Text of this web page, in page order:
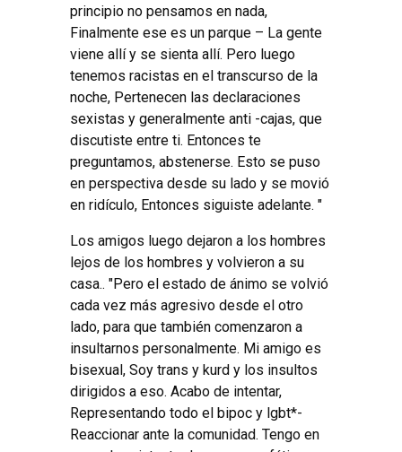
principio no pensamos en nada,
Finalmente ese es un parque – La gente
viene allí y se sienta allí. Pero luego
tenemos racistas en el transcurso de la
noche, Pertenecen las declaraciones
sexistas y generalmente anti -cajas, que
discutiste entre ti. Entonces te
preguntamos, abstenerse. Esto se puso
en perspectiva desde su lado y se movió
en ridículo, Entonces siguiste adelante. "
Los amigos luego dejaron a los hombres
lejos de los hombres y volvieron a su
casa.. "Pero el estado de ánimo se volvió
cada vez más agresivo desde el otro
lado, para que también comenzaron a
insultarnos personalmente. Mi amigo es
bisexual, Soy trans y kurd y los insultos
dirigidos a eso. Acabo de intentar,
Representando todo el bipoc y lgbt*-
Reaccionar ante la comunidad. Tengo en